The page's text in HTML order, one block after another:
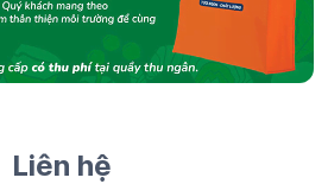
Liên hệ